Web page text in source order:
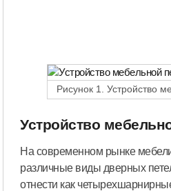
Рисунок 1. Устройство
Устройство
На современном рынке
различные виды дверных
отнести как